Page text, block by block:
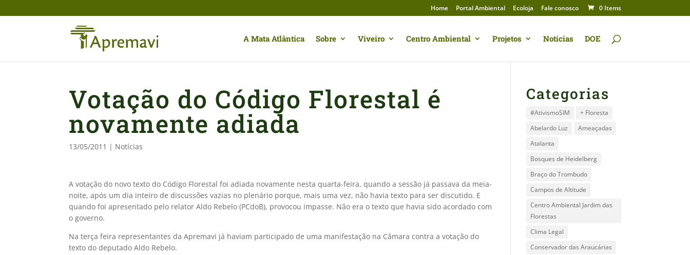
Home Portal Ambiental Ecoloja Fale conosco 0 Items
A Mata Atlântica Sobre Viveiro Centro Ambiental Projetos Notícias DOE
Votação do Código Florestal é
novamente adiada
13/05/2011 | Notícias
A votação do novo texto do Código Florestal foi adiada novamente nesta quarta-feira, quando a sessão já passava da meia-
noite, após um dia inteiro de discussões vazias no plenário porque, mais uma vez, não havia texto para ser discutido. E
quando foi apresentado pelo relator Aldo Rebelo (PCdoB), provocou impasse. Não era o texto que havia sido acordado com
o governo.
Na terça feira representantes da Apremavi já haviam participado de uma manifestação na Câmara contra a votação do
texto do deputado Aldo Rebelo.
Categorias
#AtivismoSIM
+ Floresta
Abelardo Luz
Ameaçadas
Atalanta
Bosques de Heidelberg
Braço do Trombudo
Campos de Altitude
Centro Ambiental Jardim das
Florestas
Clima Legal
Conservador das Araucárias